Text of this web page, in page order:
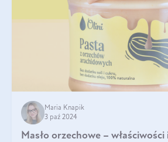
Maria Knapik
3 paź 2024
Masło orzechowe –